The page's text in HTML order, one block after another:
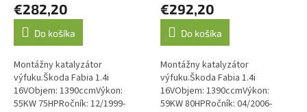
€282,20
Do košíka
Montážny katalyzátor
výfuku.Škoda Fabia 1.4i
16VObjem: 1390ccmVýkon:
55KW 75HPRočník: 12/1999-
€292,20
Do košíka
Montážny katalyzátor
výfuku.Škoda Fabia 1.4i
16VObjem: 1390ccmVýkon:
59KW 80HPRočník: 04/2006-